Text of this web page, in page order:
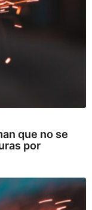
que no se
por